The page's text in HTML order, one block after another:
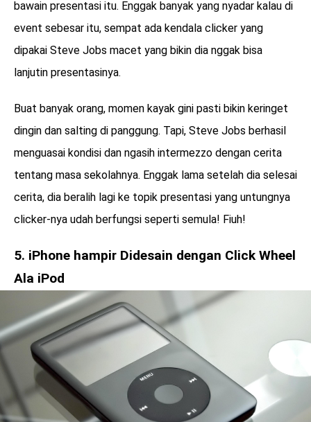
bawain presentasi itu. Enggak banyak yang nyadar kalau di
event sebesar itu, sempat ada kendala clicker yang
dipakai Steve Jobs macet yang bikin dia nggak bisa
lanjutin presentasinya.
Buat banyak orang, momen kayak gini pasti bikin keringet
dingin dan salting di panggung. Tapi, Steve Jobs berhasil
menguasai kondisi dan ngasih intermezzo dengan cerita
tentang masa sekolahnya. Enggak lama setelah dia selesai
cerita, dia beralih lagi ke topik presentasi yang untungnya
clicker-nya udah berfungsi seperti semula! Fiuh!
5. iPhone hampir Didesain dengan Click Wheel
Ala iPod